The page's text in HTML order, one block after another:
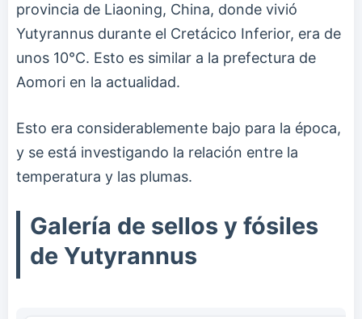
provincia de Liaoning, China, donde vivió
Yutyrannus durante el Cretácico Inferior, era de
unos 10°C. Esto es similar a la prefectura de
Aomori en la actualidad.
Esto era considerablemente bajo para la época,
y se está investigando la relación entre la
temperatura y las plumas.
Galería de sellos y fósiles
de Yutyrannus